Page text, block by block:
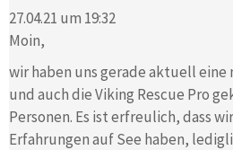
27.04.21 um 19:32
Moin,
wir haben uns gerade aktuell eine
und auch die Viking Rescue Pro
Personen. Es ist erfreulich, dass
Erfahrungen auf See haben,